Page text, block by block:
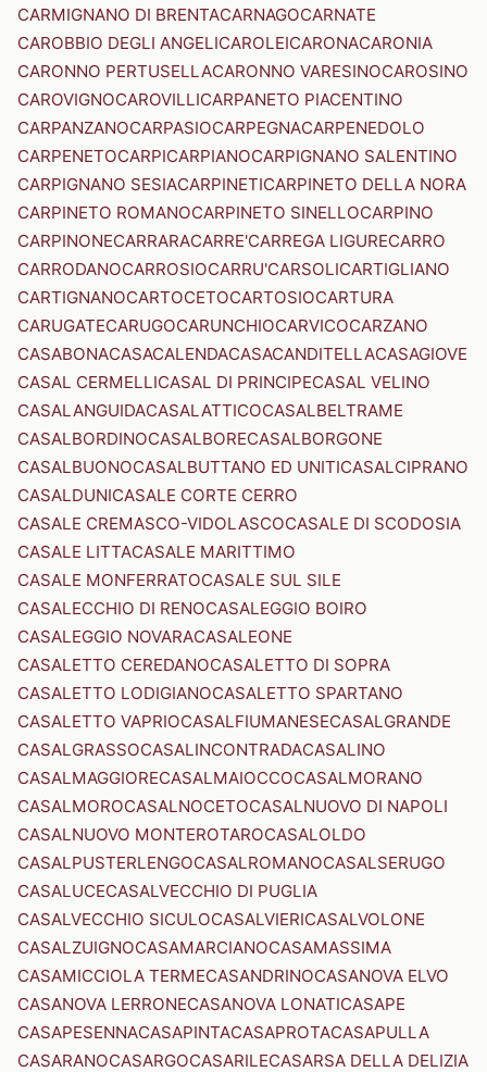
CARMIGNANO DI BRENTACARNAGOCARNATE
CAROBBIO DEGLI ANGELICAROLEICARONACARONIA
CARONNO PERTUSELLACARONNO VARESINOCAROSINO
CAROVIGNOCAROVILLICARPANETO PIACENTINO
CARPANZANOCARPASIOCARPEGNACARPENEDOLO
CARPENETOCARPICARPIANOCARPIGNANO SALENTINO
CARPIGNANO SESIACARPINETICARPINETO DELLA NORA
CARPINETO ROMANOCARPINETO SINELLOCARPINO
CARPINONECARRARACARRE'CARREGA LIGURECARRO
CARRODANOCARROSIOCARRU'CARSOLICARTIGLIANO
CARTIGNANOCARTOCETOCARTOSIOCARTURA
CARUGATECARUGOCARUNCHIOCARVICOCARZANO
CASABONACASACALENDACASACANDITELLACASAGIOVE
CASAL CERMELLICASAL DI PRINCIPECASAL VELINO
CASALANGUIDACASALATTICOCASALBELTRAME
CASALBORDINOCASALBORECASALBORGONE
CASALBUONOCASALBUTTANO ED UNITICASALCIPRANO
CASALDUNICASALE CORTE CERRO
CASALE CREMASCO-VIDOLASCOCASALE DI SCODOSIA
CASALE LITTACASALE MARITTIMO
CASALE MONFERRATOCASALE SUL SILE
CASALECCHIO DI RENOCASALEGGIO BOIRO
CASALEGGIO NOVARACASALEONE
CASALETTO CEREDANOCASALETTO DI SOPRA
CASALETTO LODIGIANOCASALETTO SPARTANO
CASALETTO VAPRIOCASALFIUMANESECASALGRANDE
CASALGRASSOCASALINCONTRADACASALINO
CASALMAGGIORECASALMAIOCCOCASALMORANO
CASALMOROCASALNOCETOCASALNUOVO DI NAPOLI
CASALNUOVO MONTEROTAROCASALOLDO
CASALPUSTERLENGOCASALROMANOCASALSERUGO
CASALUCECASALVECCHIO DI PUGLIA
CASALVECCHIO SICULOCASALVIERICASALVOLONE
CASALZUIGNOCASAMARCIANOCASAMASSIMA
CASAMICCIOLA TERMECASANDRINOCASANOVA ELVO
CASANOVA LERRONECASANOVA LONATICASAPE
CASAPESENNACASAPINTACASAPROTACASAPULLA
CASARANOCASARGOCASARILECASARSA DELLA DELIZIA